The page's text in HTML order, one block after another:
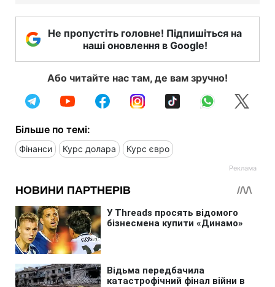
Не пропустіть головне! Підпишіться на
наші оновлення в Google!
Або читайте нас там, де вам зручно!
Більше по темі:
Фінанси Курс долара Курс євро